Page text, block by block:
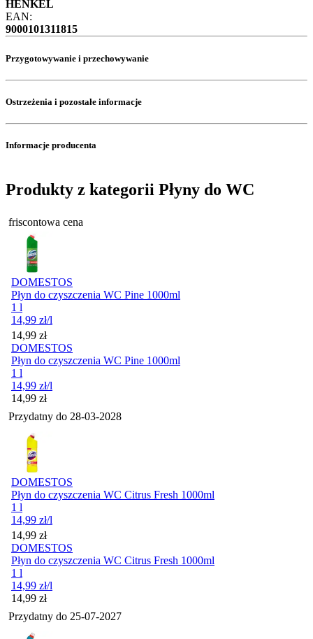
HENKEL
EAN:
9000101311815
Przygotowywanie i przechowywanie
Ostrzeżenia i pozostałe informacje
Informacje producenta
Produkty z kategorii Płyny do WC
friscontowa cena
DOMESTOS
Płyn do czyszczenia WC Pine 1000ml
1 l
14,99 zł/l
Cena
14,99 zł
DOMESTOS
Płyn do czyszczenia WC Pine 1000ml
1 l
14,99 zł/l
Cena
14,99 zł
Przydatny do 28-03-2028
DOMESTOS
Płyn do czyszczenia WC Citrus Fresh 1000ml
1 l
14,99 zł/l
Cena
14,99 zł
DOMESTOS
Płyn do czyszczenia WC Citrus Fresh 1000ml
1 l
14,99 zł/l
Cena
14,99 zł
Przydatny do 25-07-2027